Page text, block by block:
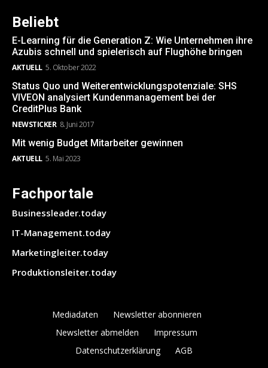
Beliebt
E-Learning für die Generation Z: Wie Unternehmen ihre
Azubis schnell und spielerisch auf Flughöhe bringen
AKTUELL 5. Oktober 2022
Status Quo und Weiterentwicklungspotenziale: SHS
VIVEON analysiert Kundenmanagement bei der
CreditPlus Bank
NEWSTICKER 8. Juni 2017
Mit wenig Budget Mitarbeiter gewinnen
AKTUELL 5. Mai 2023
Fachportale
Businessleader.today
IT-Management.today
Marketingleiter.today
Produktionsleiter.today
Mediadaten
Newsletter abonnieren
Newsletter abmelden
Impressum
Datenschutzerklärung
AGB